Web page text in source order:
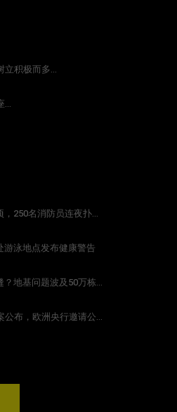
立积极而多...
...
250名消防员连夜扑...
泳地点发布健康警告
地基问题波及50万栋...
布，欧洲央行邀请公...